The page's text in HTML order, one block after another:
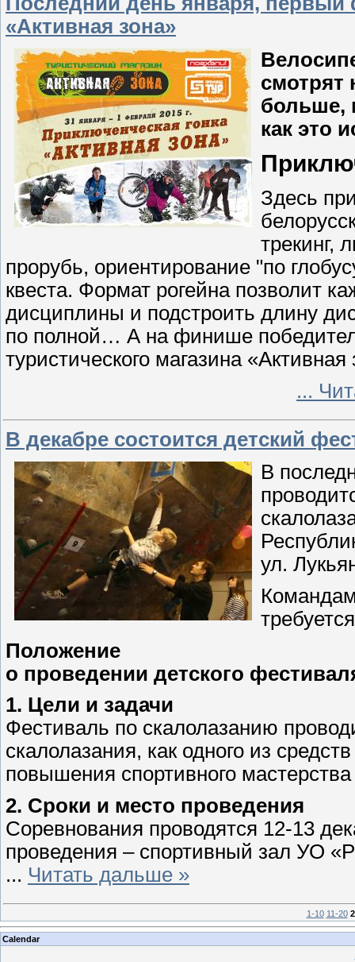
«Активная зона»
смотрят
больше,
как это
Здесь
трекинг,
прорубь, ориентирование "по
квеста. Формат рогейна позволит
дисциплины и подстроить длину
по полной… А на финише
туристического магазина «Активная
...
В декабре состоится детский
В
ул.
Положение
о проведении детского
1. Цели и задачи
Фестиваль по скалолазанию
скалолазания, как одного из
повышения спортивного
2. Сроки и место проведения
Соревнования проводятся 12-13
проведения – спортивный зал УО
... Читать дальше »
1-10 11-20
Calendar